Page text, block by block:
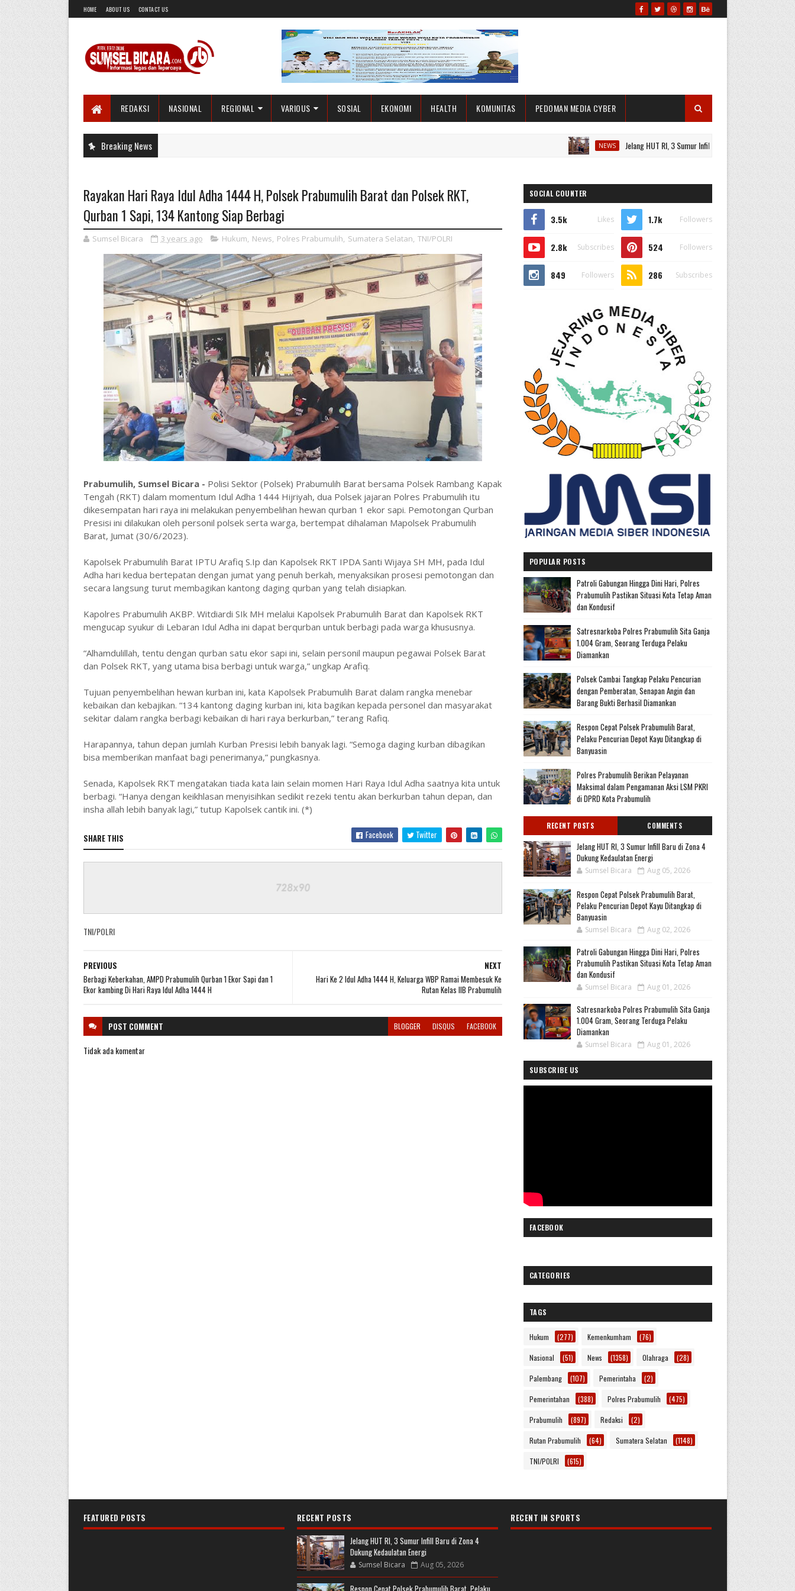
HOME ABOUT US CONTACT US
REDAKSI NASIONAL REGIONAL VARIOUS SOSIAL EKONOMI HEALTH KOMUNITAS PEDOMAN MEDIA CYBER
Breaking News NEWS Jelang HUT RI, 3 Sumur Infill Baru di Zona 4 Dukung
Rayakan Hari Raya Idul Adha 1444 H, Polsek Prabumulih Barat dan Polsek RKT,
Qurban 1 Sapi, 134 Kantong Siap Berbagi
Sumsel Bicara 3 years ago Hukum, News, Polres Prabumulih, Sumatera Selatan, TNI/POLRI
Prabumulih, Sumsel Bicara - Polisi Sektor (Polsek) Prabumulih Barat bersama Polsek Rambang Kapak
Tengah (RKT) dalam momentum Idul Adha 1444 Hijriyah, dua Polsek jajaran Polres Prabumulih itu
dikesempatan hari raya ini melakukan penyembelihan hewan qurban 1 ekor sapi. Pemotongan Qurban
Presisi ini dilakukan oleh personil polsek serta warga, bertempat dihalaman Mapolsek Prabumulih
Barat, Jumat (30/6/2023).
Kapolsek Prabumulih Barat IPTU Arafiq S.Ip dan Kapolsek RKT IPDA Santi Wijaya SH MH, pada Idul
Adha hari kedua bertepatan dengan jumat yang penuh berkah, menyaksikan prosesi pemotongan dan
secara langsung turut membagikan kantong daging qurban yang telah disiapkan.
Kapolres Prabumulih AKBP. Witdiardi SIk MH melalui Kapolsek Prabumulih Barat dan Kapolsek RKT
mengucap syukur di Lebaran Idul Adha ini dapat berqurban untuk berbagi pada warga khususnya.
“Alhamdulillah, tentu dengan qurban satu ekor sapi ini, selain personil maupun pegawai Polsek Barat
dan Polsek RKT, yang utama bisa berbagi untuk warga,” ungkap Arafiq.
Tujuan penyembelihan hewan kurban ini, kata Kapolsek Prabumulih Barat dalam rangka menebar
kebaikan dan kebajikan. “134 kantong daging kurban ini, kita bagikan kepada personel dan masyarakat
sekitar dalam rangka berbagi kebaikan di hari raya berkurban,” terang Rafiq.
Harapannya, tahun depan jumlah Kurban Presisi lebih banyak lagi. “Semoga daging kurban dibagikan
bisa memberikan manfaat bagi penerimanya,” pungkasnya.
Senada, Kapolsek RKT mengatakan tiada kata lain selain momen Hari Raya Idul Adha saatnya kita untuk
berbagi. “Hanya dengan keikhlasan menyisihkan sedikit rezeki tentu akan berkurban tahun depan, dan
insha allah lebih banyak lagi,” tutup Kapolsek cantik ini. (*)
SHARE THIS Facebook Twitter
TNI/POLRI
NEXT
Hari Ke 2 Idul Adha 1444 H, Keluarga WBP Ramai Membesuk Ke
Rutan Kelas IIB Prabumulih
PREVIOUS
Berbagi Keberkahan, AMPD Prabumulih Qurban 1 Ekor Sapi dan 1
Ekor kambing Di Hari Raya Idul Adha 1444 H
POST COMMENT BLOGGER DISQUS FACEBOOK
Tidak ada komentar
SOCIAL COUNTER
3.5k Likes 1.7k Followers
2.8k Subscribes 524 Followers
849 Followers 286 Subscribes
POPULAR POSTS
Patroli Gabungan Hingga Dini Hari, Polres
Prabumulih Pastikan Situasi Kota Tetap Aman
dan Kondusif
Satresnarkoba Polres Prabumulih Sita Ganja
1.004 Gram, Seorang Terduga Pelaku
Diamankan
Polsek Cambai Tangkap Pelaku Pencurian
dengan Pemberatan, Senapan Angin dan
Barang Bukti Berhasil Diamankan
Respon Cepat Polsek Prabumulih Barat,
Pelaku Pencurian Depot Kayu Ditangkap di
Banyuasin
Polres Prabumulih Berikan Pelayanan
Maksimal dalam Pengamanan Aksi LSM PKRI
di DPRD Kota Prabumulih
RECENT POSTS COMMENTS
Jelang HUT RI, 3 Sumur Infill Baru di Zona 4
Dukung Kedaulatan Energi
Sumsel Bicara Aug 05, 2026
Respon Cepat Polsek Prabumulih Barat,
Pelaku Pencurian Depot Kayu Ditangkap di
Banyuasin
Sumsel Bicara Aug 02, 2026
Patroli Gabungan Hingga Dini Hari, Polres
Prabumulih Pastikan Situasi Kota Tetap Aman
dan Kondusif
Sumsel Bicara Aug 01, 2026
Satresnarkoba Polres Prabumulih Sita Ganja
1.004 Gram, Seorang Terduga Pelaku
Diamankan
Sumsel Bicara Aug 01, 2026
SUBSCRIBE US
FACEBOOK
CATEGORIES
TAGS
Hukum (277) Kemenkumham (76)
Nasional (51) News (1358) Olahraga (28)
Palembang (107) Pemerintaha (2)
Pemerintahan (388) Polres Prabumulih (475)
Prabumulih (897) Redaksi (2)
Rutan Prabumulih (64) Sumatera Selatan (1148)
TNI/POLRI (615)
FEATURED POSTS
RECENT POSTS
Jelang HUT RI, 3 Sumur Infill Baru di Zona 4
Dukung Kedaulatan Energi
Sumsel Bicara Aug 05, 2026
RECENT IN SPORTS